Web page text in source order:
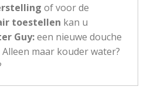
of voor de
toestellen kan u
Guy:een nieuwe douche
maar kouder water?